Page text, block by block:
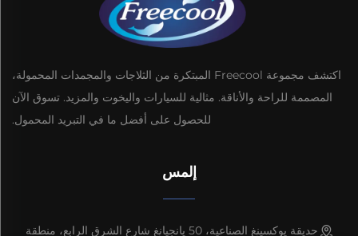
اكتشف مجموعة Freecool المبتكرة من الثلاجات والمجمدات المحمولة،
المصممة للراحة والأناقة. مثالية للسيارات واليخوت والمزيد. تسوق الآن
للحصول على أفضل ما في التبريد المحمول.
إلمس
حديقة يوكسينغ الصناعية، 50 يانجيانغ شارع الشرق الرابع، منطقة